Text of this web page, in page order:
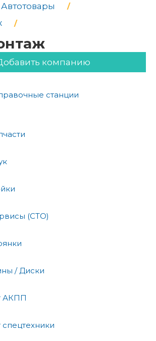
компанию
станции
(СТО)
/ Диски
АКПП